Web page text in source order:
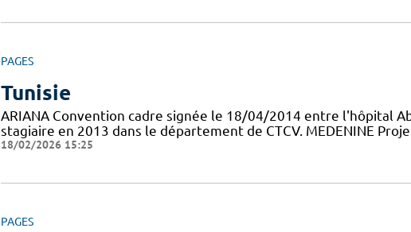
PAGES
Tunisie
ARIANA Convention cadre signée le 18/04/2014 entre l'hôpital
stagiaire en 2013 dans le département de CTCV. MEDENINE
18/02/2026 15:25
PAGES